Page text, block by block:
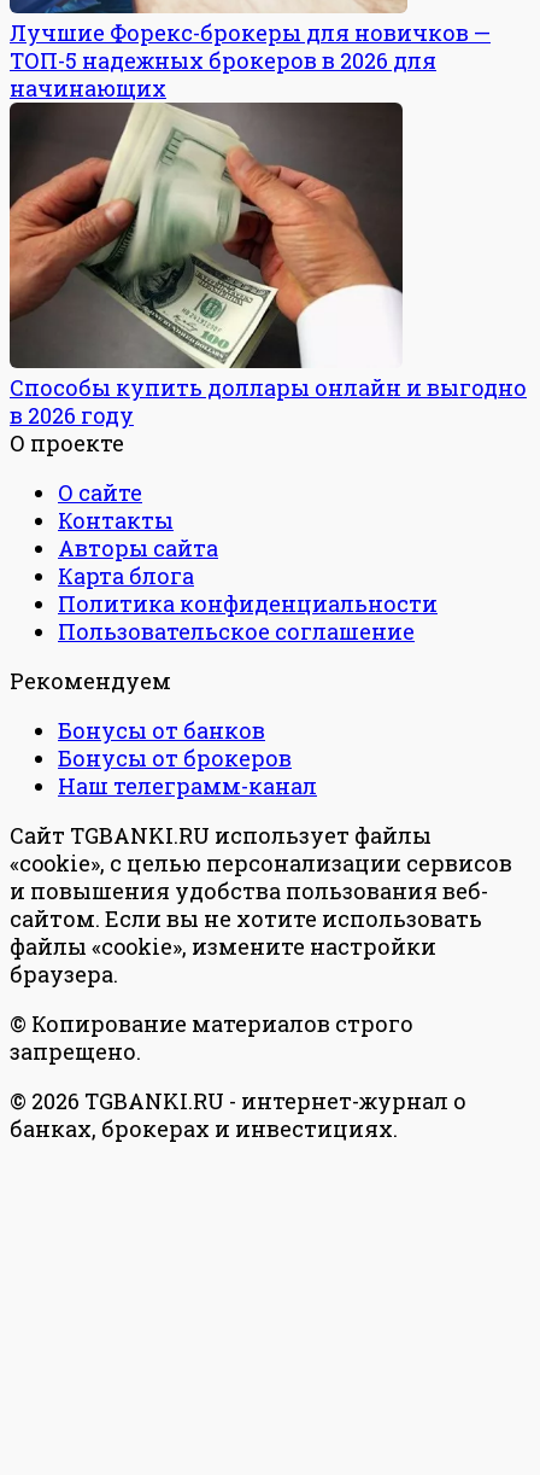
Лучшие Форекс-брокеры для новичков —
ТОП-5 надежных брокеров в 2026 для
начинающих
Способы купить доллары онлайн и выгодно
в 2026 году
О проекте
О сайте
Контакты
Авторы сайта
Карта блога
Политика конфиденциальности
Пользовательское соглашение
Рекомендуем
Бонусы от банков
Бонусы от брокеров
Наш телеграмм-канал
Сайт TGBANKI.RU использует файлы
«cookie», с целью персонализации сервисов
и повышения удобства пользования веб-
сайтом. Если вы не хотите использовать
файлы «cookie», измените настройки
браузера.
© Копирование материалов строго
запрещено.
© 2026 TGBANKI.RU - интернет-журнал о
банках, брокерах и инвестициях.